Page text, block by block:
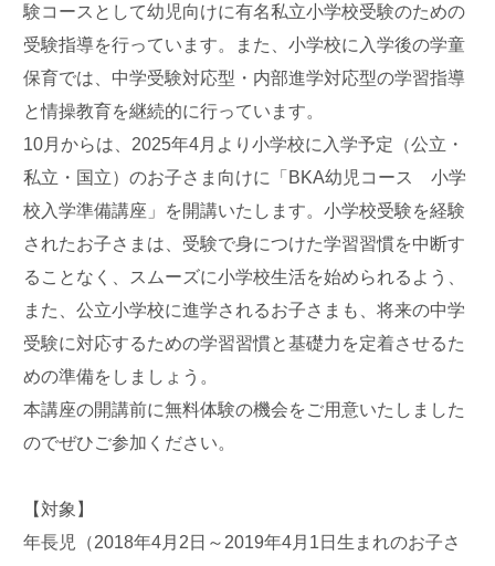
験コースとして幼児向けに有名私立小学校受験のための
受験指導を行っています。また、小学校に入学後の学童
保育では、中学受験対応型・内部進学対応型の学習指導
と情操教育を継続的に行っています。
10月からは、2025年4月より小学校に入学予定（公立・
私立・国立）のお子さま向けに「BKA幼児コース 小学
校入学準備講座」を開講いたします。小学校受験を経験
されたお子さまは、受験で身につけた学習習慣を中断す
ることなく、スムーズに小学校生活を始められるよう、
また、公立小学校に進学されるお子さまも、将来の中学
受験に対応するための学習習慣と基礎力を定着させるた
めの準備をしましょう。
本講座の開講前に無料体験の機会をご用意いたしました
のでぜひご参加ください。
【対象】
年長児（2018年4月2日～2019年4月1日生まれのお子さ